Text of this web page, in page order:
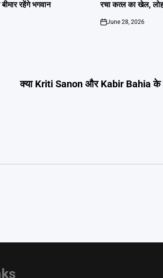
रहेंगे भगवान
रचा कत्ल का खेल,
on
June 28, 2026
क्या Kriti Sanon और Kabir Bahia के